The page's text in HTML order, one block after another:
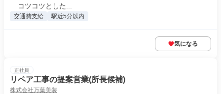
コツコツとした...
交通費支給 駅近5分以内
気になる
正社員
リペア工事の提案営業(所長候補)
株式会社万葉美装